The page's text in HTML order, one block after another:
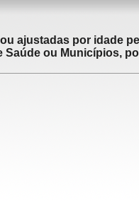
ajustadas por idade
Saúde ou Municípios,